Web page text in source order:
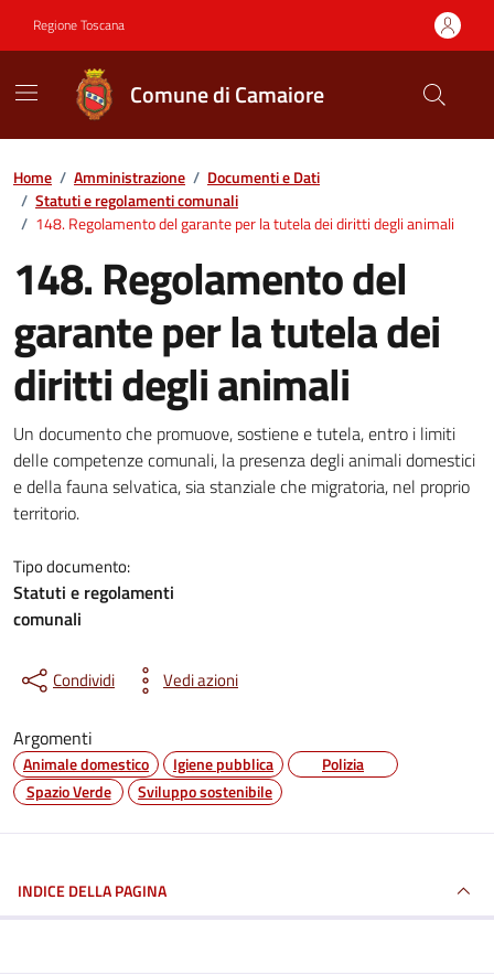
Regione Toscana
Comune di Camaiore
Contenuti in evidenza
Home / Amministrazione / Documenti e Dati
/ Statuti e regolamenti comunali
/ 148. Regolamento del garante per la tutela dei diritti degli animali
148. Regolamento del
garante per la tutela dei
diritti degli animali
Dettagli del documento
Un documento che promuove, sostiene e tutela, entro i limiti
delle competenze comunali, la presenza degli animali domestici
e della fauna selvatica, sia stanziale che migratoria, nel proprio
territorio.
Tipo documento:
Statuti e regolamenti
comunali
Condividi Vedi azioni
Argomenti
Animale domestico Igiene pubblica
Polizia
Spazio Verde
Sviluppo sostenibile
INDICE DELLA PAGINA